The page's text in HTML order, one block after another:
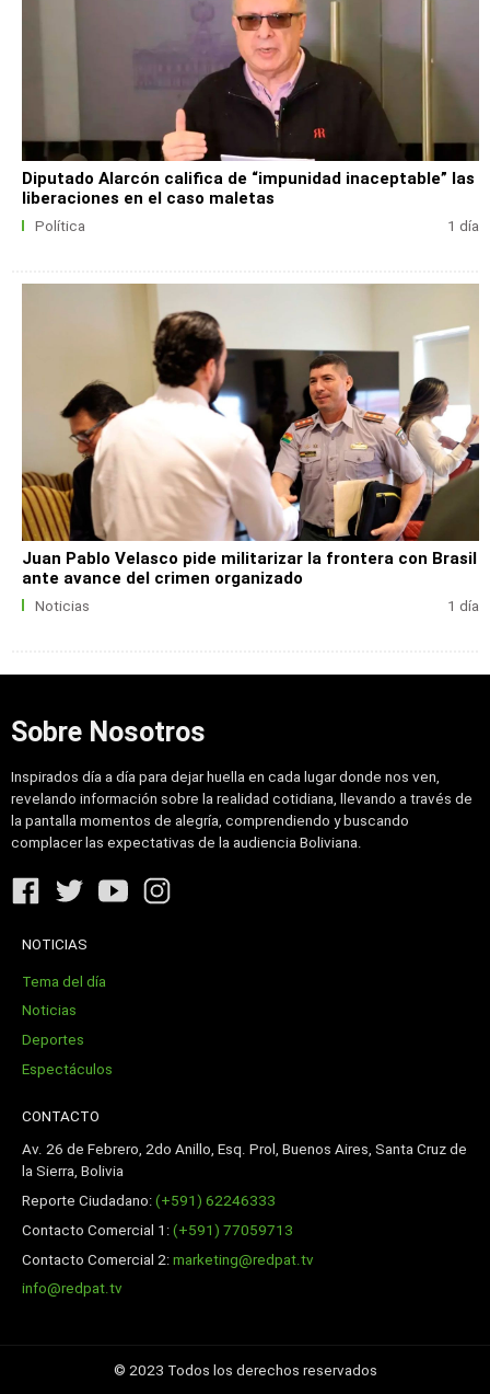
Diputado Alarcón califica de “impunidad inaceptable” las
liberaciones en el caso maletas
Política 1 día
Juan Pablo Velasco pide militarizar la frontera con Brasil
ante avance del crimen organizado
Noticias 1 día
Sobre Nosotros
Inspirados día a día para dejar huella en cada lugar donde nos ven,
revelando información sobre la realidad cotidiana, llevando a través de
la pantalla momentos de alegría, comprendiendo y buscando
complacer las expectativas de la audiencia Boliviana.
NOTICIAS
Tema del día
Noticias
Deportes
Espectáculos
CONTACTO
Av. 26 de Febrero, 2do Anillo, Esq. Prol, Buenos Aires, Santa Cruz de
la Sierra, Bolivia
Reporte Ciudadano:(+591) 62246333
Contacto Comercial 1:(+591) 77059713
Contacto Comercial 2:marketing@redpat.tv
info@redpat.tv
© 2023 Todos los derechos reservados